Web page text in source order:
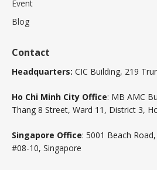
Event
Blog
Contact
Headquarters: CIC Building, 219
Ho Chi Minh City Office: MB AMC
Thang 8 Street, Ward 11, District 3,
Singapore Office: 5001 Beach
#08-10, Singapore